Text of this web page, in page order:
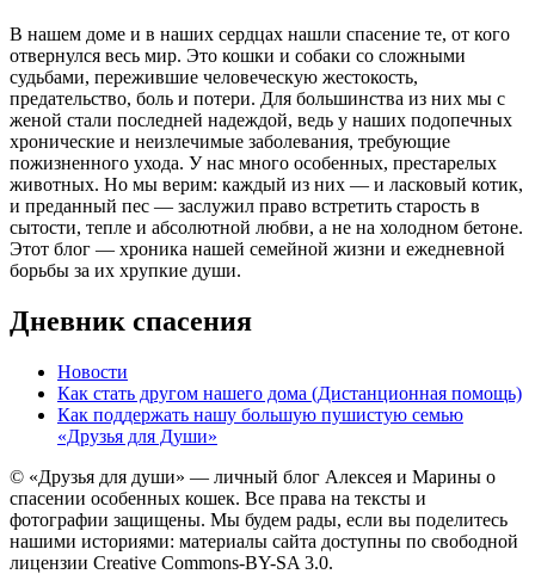
В нашем доме и в наших сердцах нашли спасение те, от кого
отвернулся весь мир. Это кошки и собаки со сложными
судьбами, пережившие человеческую жестокость,
предательство, боль и потери. Для большинства из них мы с
женой стали последней надеждой, ведь у наших подопечных
хронические и неизлечимые заболевания, требующие
пожизненного ухода. У нас много особенных, престарелых
животных. Но мы верим: каждый из них — и ласковый котик,
и преданный пес — заслужил право встретить старость в
сытости, тепле и абсолютной любви, а не на холодном бетоне.
Этот блог — хроника нашей семейной жизни и ежедневной
борьбы за их хрупкие души.
Дневник спасения
Новости
Как стать другом нашего дома (Дистанционная помощь)
Как поддержать нашу большую пушистую семью
«Друзья для Души»
© «Друзья для души» — личный блог Алексея и Марины о
спасении особенных кошек. Все права на тексты и
фотографии защищены. Мы будем рады, если вы поделитесь
нашими историями: материалы сайта доступны по свободной
лицензии Creative Commons-BY-SA 3.0.